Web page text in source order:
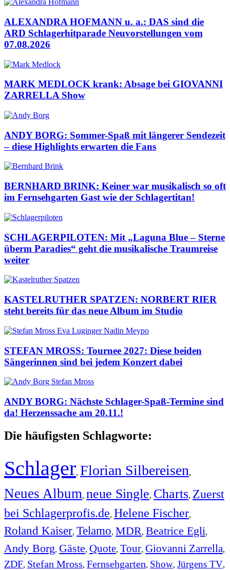
ALEXANDRA HOFMANN u. a.: DAS sind die
ARD Schlagerhitparade Neuvorstellungen vom
07.08.2026
MARK MEDLOCK krank: Absage bei GIOVANNI
ZARRELLA Show
ANDY BORG: Sommer-Spaß mit längerer Sendezeit
– diese Highlights erwarten die Fans
BERNHARD BRINK: Keiner war musikalisch so oft
im Fernsehgarten Gast wie der Schlagertitan!
SCHLAGERPILOTEN: Mit „Laguna Blue – Sterne
überm Paradies“ geht die musikalische Traumreise
weiter
KASTELRUTHER SPATZEN: NORBERT RIER
steht bereits für das neue Album im Studio
STEFAN MROSS: Tournee 2027: Diese beiden
Sängerinnen sind bei jedem Konzert dabei
ANDY BORG: Nächste Schlager-Spaß-Termine sind
da! Herzenssache am 20.11.!
Die häufigsten Schlagworte:
Schlager, Florian Silbereisen,
Neues Album, neue Single, Charts, Zuerst
bei Schlagerprofis.de, Helene Fischer,
Roland Kaiser, Telamo, MDR, Beatrice Egli,
Andy Borg, Gäste, Quote, Tour, Giovanni Zarrella,
ZDF, Stefan Mross, Fernsehgarten, Show, Jürgens TV,